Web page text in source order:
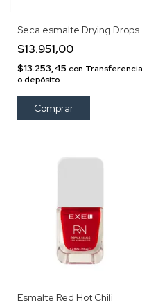
Seca esmalte Drying Drops
$13.951,00
$13.253,45 con Transferencia
o depósito
Esmalte Red Hot Chili